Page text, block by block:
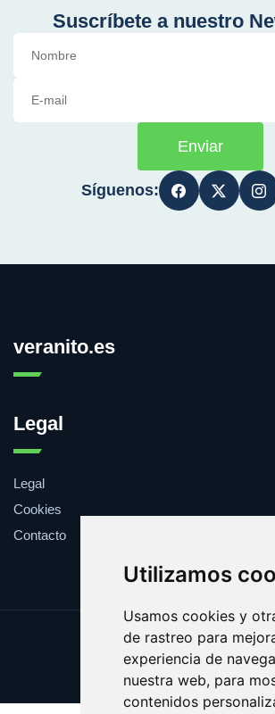
Utilizamos
Usamos cookies y
de rastreo para
experiencia de
nuestra web, para
contenidos
Suscríbete a nuestro
Enviar
Síguenos:
veranito.es
Legal
Legal
Cookies
Contacto
Update cookies
Copyright © 2025